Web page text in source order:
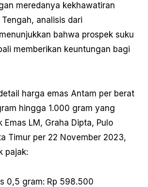
meredanya kekhawatiran
analisis dari
bahwa prospek suku
memberikan keuntungan bagi
harga emas Antam per berat
hingga 1.000 gram yang
Emas LM, Graha Dipta, Pulo
Timur per 22 November 2023,
pajak:
0,5 gram: Rp 598.500